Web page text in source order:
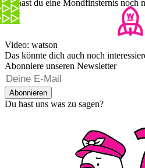
So hast du eine Mondfinsternis noch
Video: watson
Das könnte dich auch noch
Abonniere unseren Newsletter
Abonnieren
Du hast uns was zu sagen?